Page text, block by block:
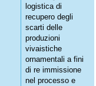
logistica di
recupero degli
scarti delle
produzioni
vivaistiche
ornamentali a fini
di re immissione
nel processo e